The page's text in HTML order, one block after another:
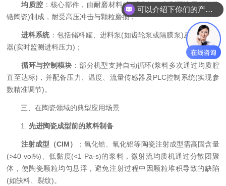
​​均质腔​ ​：核心部件，由耐磨材料(如碳化钨、金刚石涂层或氧化
锆陶瓷)制成，耐受高压冲击与颗粒磨损；
​进料系统​​：包括储料罐、进料泵(如齿轮泵或隔膜泵)及压力传感
器(实时监测进料压力)；
​​循环与控制模块​ ​：部分机型支持自动循环(浆料多次通过均质腔
直至达标)，并配备压力、温度、流量传感器及PLC控制系统(实现参
数精准调节)。
三、在陶瓷领域的典型应用场景
1. ​​先进陶瓷成型前的浆料制备​
​注射成型（CIM）​
​：氧化锆、氧化铝等陶瓷注射成型需高固含量
(>40 vol%)、低黏度(<1 Pa·s)的浆料，微射流均质机通过分散团聚
体，使陶瓷颗粒均匀悬浮，避免注射过程中因颗粒堆积导致的缺陷
(如缺料、裂纹)。
可以介绍下你们的产品么